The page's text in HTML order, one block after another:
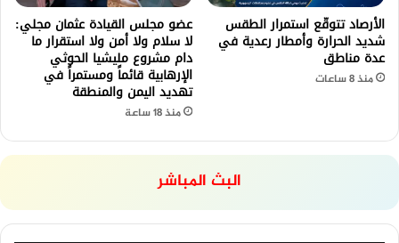
الأرصاد تتوقّع استمرار الطقس
شديد الحرارة وأمطار رعدية في
عدة مناطق
منذ 8 ساعات
عضو مجلس القيادة عثمان مجلي:
لا سلام ولا أمن ولا استقرار ما
دام مشروع مليشيا الحوثي
الإرهابية قائماً ومستمراً في
تهديد اليمن والمنطقة
منذ 18 ساعة
البث المباشر